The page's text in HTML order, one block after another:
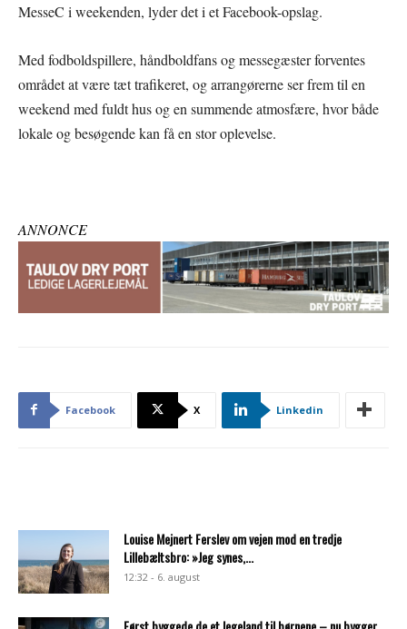
MesseC i weekenden, lyder det i et Facebook-opslag.
Med fodboldspillere, håndboldfans og messegæster forventes
området at være tæt trafikeret, og arrangørerne ser frem til en
weekend med fuldt hus og en summende atmosfære, hvor både
lokale og besøgende kan få en stor oplevelse.
ANNONCE
Facebook X Linkedin
Louise Mejnert Ferslev om vejen mod en tredje
Lillebæltsbro: »Jeg synes,...
12:32 - 6. august